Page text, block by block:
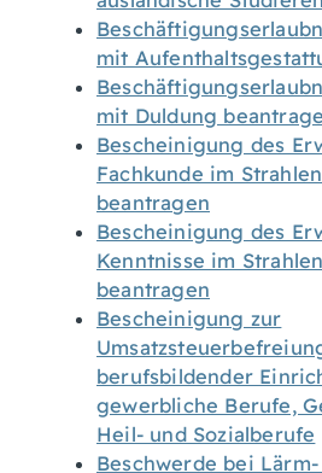
mit
mit Duldung
Bescheinigung des
Fachkunde im
beantragen
Bescheinigung des
Kenntnisse im
beantragen
Bescheinigung zur
berufsbildender
gewerbliche Berufe,
Heil- und Sozialberufe
Beschwerde bei